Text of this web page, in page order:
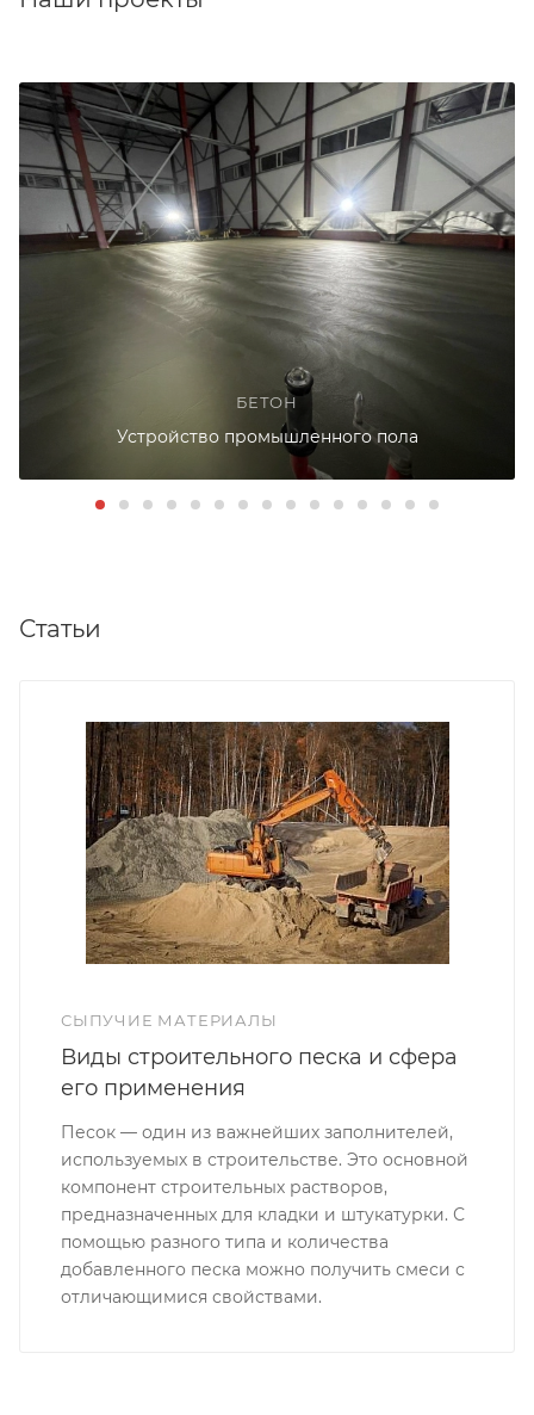
БЕТОН
Устройство промышленного пола
Статьи
СЫПУЧИЕ МАТЕРИАЛЫ
Виды строительного песка и сфера
его применения
Песок — один из важнейших заполнителей,
используемых в строительстве. Это основной
компонент строительных растворов,
предназначенных для кладки и штукатурки. С
помощью разного типа и количества
добавленного песка можно получить смеси с
отличающимися свойствами.